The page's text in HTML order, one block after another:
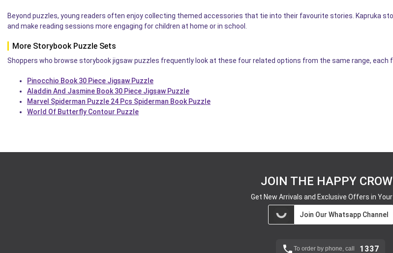
Beyond puzzles, young readers often enjoy collecting themed accessories that tie into their favourite stories. Kapruka
and make reading sessions more engaging for children at home or in school.
More Storybook Puzzle Sets
Shoppers who browse storybook jigsaw puzzles frequently look at these four related options from the same range,
Pinocchio Book 30 Piece Jigsaw Puzzle
Aladdin And Jasmine Book 30 Piece Jigsaw Puzzle
Marvel Spiderman Puzzle 24 Pcs Spiderman Book Puzzle
World Of Butterfly Contour Puzzle
JOIN THE HAPPY
Get New Arrivals and Exclusive Offers in
Join Our Whatsapp Channel
To order by phone, call 1337